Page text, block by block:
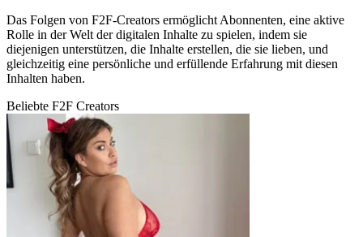
Das Folgen von F2F-Creators ermöglicht Abonnenten, eine aktive
Rolle in der Welt der digitalen Inhalte zu spielen, indem sie
diejenigen unterstützen, die Inhalte erstellen, die sie lieben, und
gleichzeitig eine persönliche und erfüllende Erfahrung mit diesen
Inhalten haben.
Beliebte F2F Creators